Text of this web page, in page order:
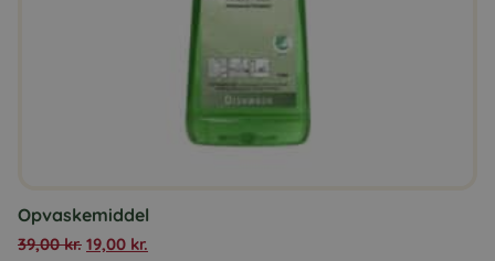
Opvaskemiddel
39,00kr. 19,00 kr.